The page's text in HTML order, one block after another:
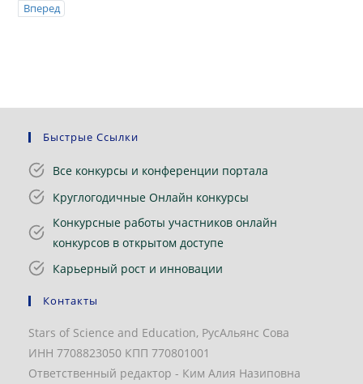
Вперед
Быстрые Ссылки
Все конкурсы и конференции портала
Круглогодичные Онлайн конкурсы
Конкурсные работы участников онлайн
конкурсов в открытом доступе
Карьерный рост и инновации
Контакты
Stars of Science and Education, РусАльянс Сова
ИНН 7708823050 КПП 770801001
Ответственный редактор - Ким Алия Назиповна